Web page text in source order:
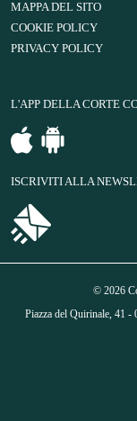
MAPPA DEL SITO
COOKIE POLICY
PRIVACY POLICY
L'APP DELLA CORTE
ISCRIVITI ALLA
© 2026
Piazza del Quirinale, 41